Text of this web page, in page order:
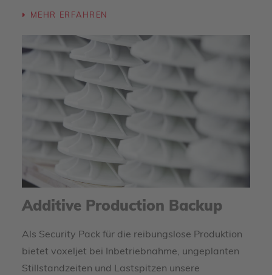
Additive Production Backup
Als Security Pack für die reibungslose Produktion
bietet voxeljet bei Inbetriebnahme, ungeplanten
Stillstandzeiten und Lastspitzen unsere
MEHR ERFAHREN